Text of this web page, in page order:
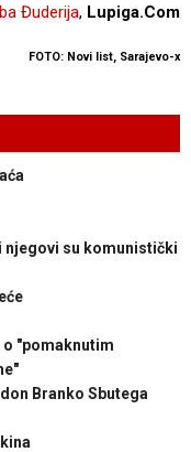
Đuderija, Lupiga.Com
FOTO: Novi list, Sarajevo-x
njegovi su komunistički
o "pomaknutim
Branko Sbutega